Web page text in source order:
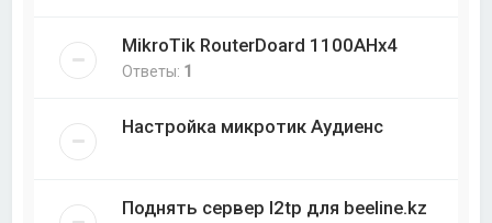
MikroTik RouterDoard 1100AHx4
Ответы: 1
Настройка микротик Аудиенс
Поднять сервер l2tp для beeline.kz